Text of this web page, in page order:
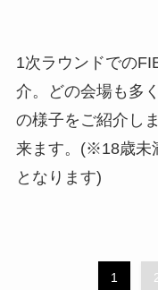
1次ラウンドでの
介。どの会場も多
の様子をご紹介し
来ます。(※18歳未
となります)
1